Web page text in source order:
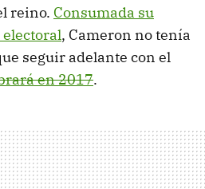
reino. Consumada su
, Cameron no tenía
seguir adelante con el
en 2017.